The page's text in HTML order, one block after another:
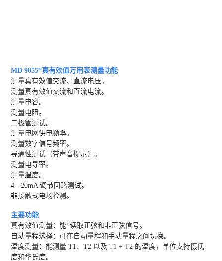
MD 9055*真有效值万用表测量功能
测量真有效值交流、直流电压。
测量真有效值交流和直流电流。
测量电容。
测量电阻。
二极管测试。
测量电网供电频率。
测量数字信号频率。
导通性测试（带声音提示）。
测量电导率。
测量温度。
4 - 20mA 调节回路测试。
非接触式电场检测。
主要功能
真有效值测量：能*读取正弦和非正弦信号。
自动量程选择：可在自动量程和手动量程之间切换。
温度测量：能测量 T1、T2 以及 T1 + T2 的温度，单位支持摄氏
度和华氏度。